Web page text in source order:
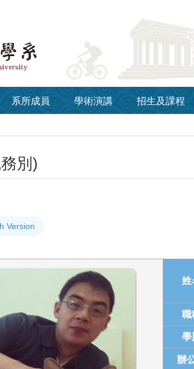
系所成員 學術演講 招生及課程
別)
Version
姓
職
學
辦